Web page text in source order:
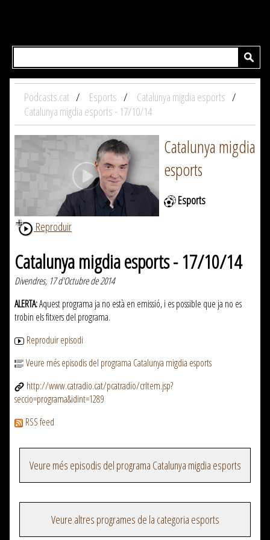
Podcasts.cat Esports
Catalunya migdia esports
Catalunya migdia esports - 17/10/14
Catalunya migdia
esports
Esports
Reproduir
Catalunya migdia esports - 17/10/14
Divendres, 17 d'Octubre de 2014
ALERTA:Aquest programa ja no està en emissió, i es possible que ja no es
trobin els fitxers del programa.
Reproduir episodi
Veure més episodis del programa Catalunya migdia esports
http://www.catradio.cat/pcatradio/crItem.jsp?
seccio=programa&idint=1289
RSS feed
Veure més episodis del programa Catalunya migdia esports
Veure altres programes de la categoria esports